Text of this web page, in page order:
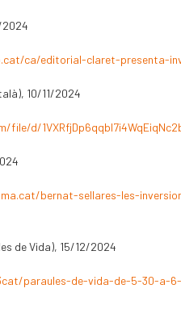
2024
ca/editorial-claret-presenta-
10/11/2024
d/
bernat-sellares-les-
de Vida), 15/12/2024
paraules-de-vida-de-5-30-a-6-